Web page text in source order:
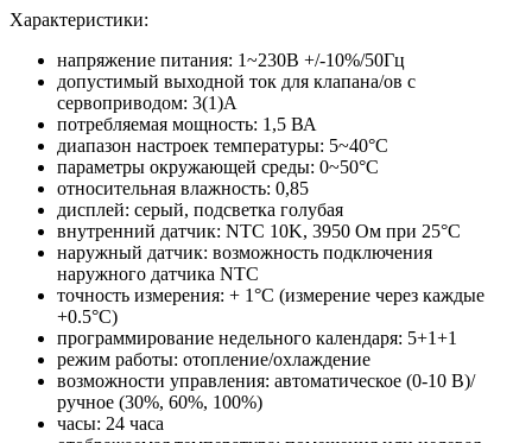
Характеристики:
напряжение питания: 1~230В +/-10%/50Гц
допустимый выходной ток для клапана/ов с
сервоприводом: 3(1)A
потребляемая мощность: 1,5 ВА
диапазон настроек температуры: 5~40°C
параметры окружающей среды: 0~50°C
относительная влажность: 0,85
дисплей: серый, подсветка голубая
внутренний датчик: NTC 10K, 3950 Ом при 25°C
наружный датчик: возможность подключения
наружного датчика NTC
точность измерения: + 1°C (измерение через каждые
+0.5°C)
программирование недельного календаря: 5+1+1
режим работы: отопление/охлаждение
возможности управления: автоматическое (0-10 В)/
ручное (30%, 60%, 100%)
часы: 24 часа